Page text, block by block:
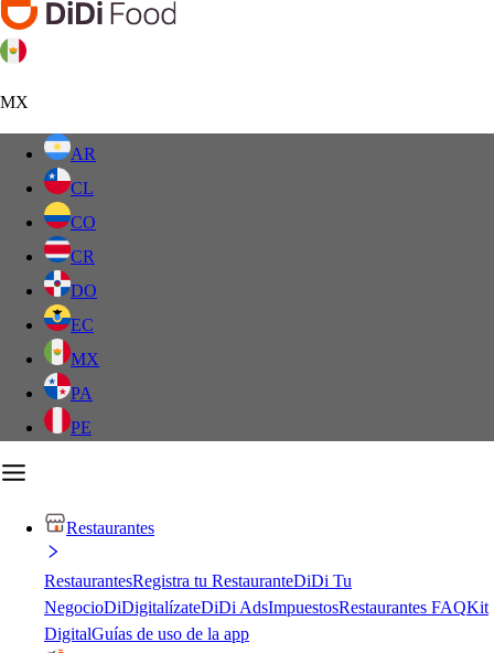
MX
AR
CL
CO
CR
DO
EC
MX
PA
PE
Restaurantes
RestaurantesRegistra tu RestauranteDiDi Tu
NegocioDiDigitalízateDiDi AdsImpuestosRestaurantes FAQKit
DigitalGuías de uso de la app